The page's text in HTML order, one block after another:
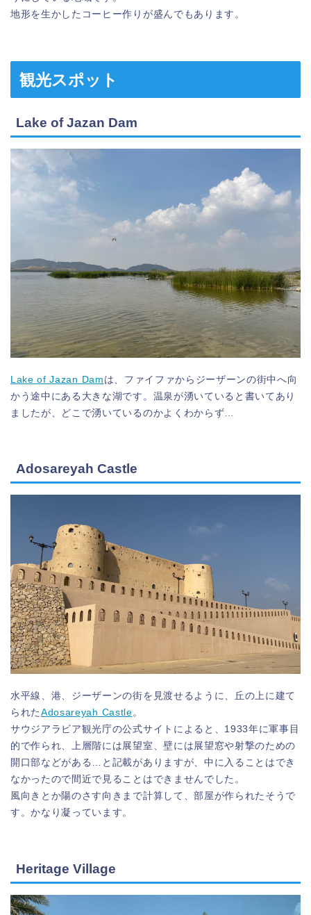
地形を生かしたコーヒー作りが盛んでもあります。
観光スポット
Lake of Jazan Dam
Lake of Jazan Dam は、ファイファからジーザーンの街中へ向
かう途中にある大きな湖です。温泉が湧いていると書いてあり
ましたが、どこで湧いているのかよくわからず…
Adosareyah Castle
水平線、港、ジーザーンの街を見渡せるように、丘の上に建て
られたAdosareyah Castle。
サウジアラビア観光庁の公式サイトによると、1933年に軍事目
的で作られ、上層階には展望室、壁には展望窓や射撃のための
開口部などがある…と記載がありますが、中に入ることはでき
なかったので間近で見ることはできませんでした。
風向きとか陽のさす向きまで計算して、部屋が作られたそうで
す。かなり凝っています。
Heritage Village